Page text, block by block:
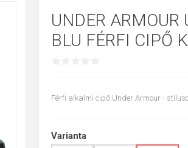
UNDER
BLU FÉRFI CIPŐ
Férfi alkalmi cipő Under Armour -
Varianta